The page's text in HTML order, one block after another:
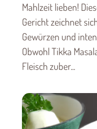
Mahlzeit lieben!
Gericht zeichnet
Gewürzen und
Obwohl Tikka
Fleisch zuber...